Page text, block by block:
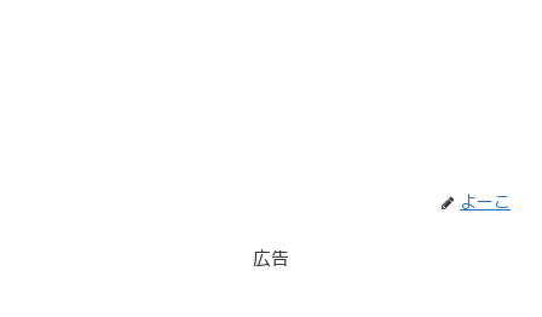
よーこ
広告